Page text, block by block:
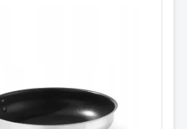
Stekepanne med teflon